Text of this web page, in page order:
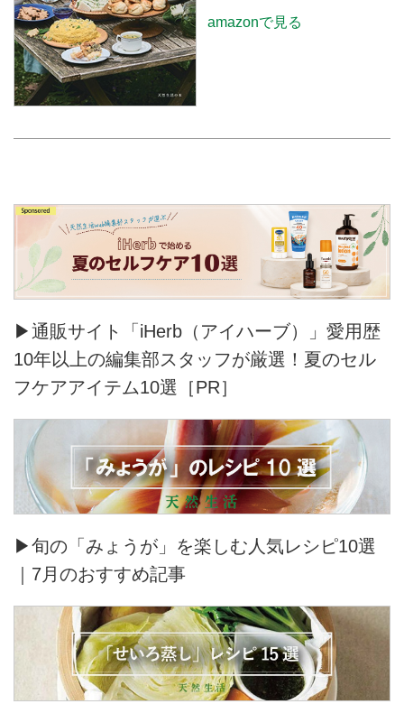
amazonで見る
▶通販サイト「iHerb（アイハーブ）」愛用歴
10年以上の編集部スタッフが厳選！夏のセル
フケアアイテム10選［PR］
▶旬の「みょうが」を楽しむ人気レシピ10選
｜7月のおすすめ記事